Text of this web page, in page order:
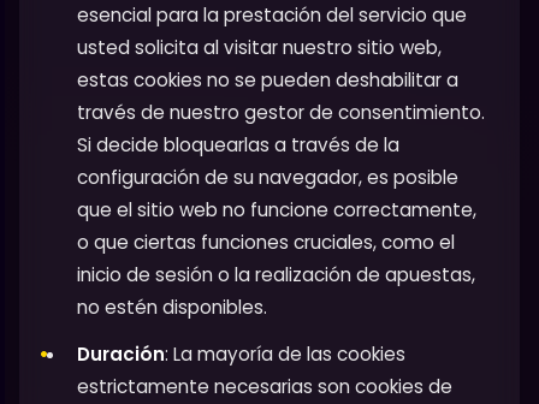
esencial para la prestación del servicio que
usted solicita al visitar nuestro sitio web,
estas cookies no se pueden deshabilitar a
través de nuestro gestor de consentimiento.
Si decide bloquearlas a través de la
configuración de su navegador, es posible
que el sitio web no funcione correctamente,
o que ciertas funciones cruciales, como el
inicio de sesión o la realización de apuestas,
no estén disponibles.
Duración: La mayoría de las cookies
estrictamente necesarias son cookies de